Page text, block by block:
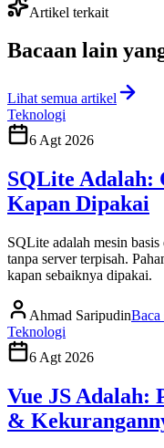
Artikel terkait
Bacaan lain
Lihat semua artikel
Teknologi
6 Agt 2026
SQLite Adalah:
Kapan Dipakai
SQLite adalah mesin
tanpa server terpisah.
kapan sebaiknya dipakai.
Ahmad SaripudinBaca
Teknologi
6 Agt 2026
Vue JS Adalah:
&